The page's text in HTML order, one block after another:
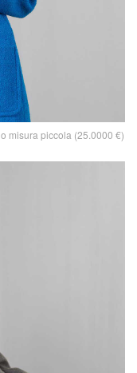
misura piccola (25.0000 €)